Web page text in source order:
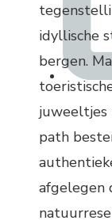
idyllische
bergen.
juweeltjes
path
afgelegen